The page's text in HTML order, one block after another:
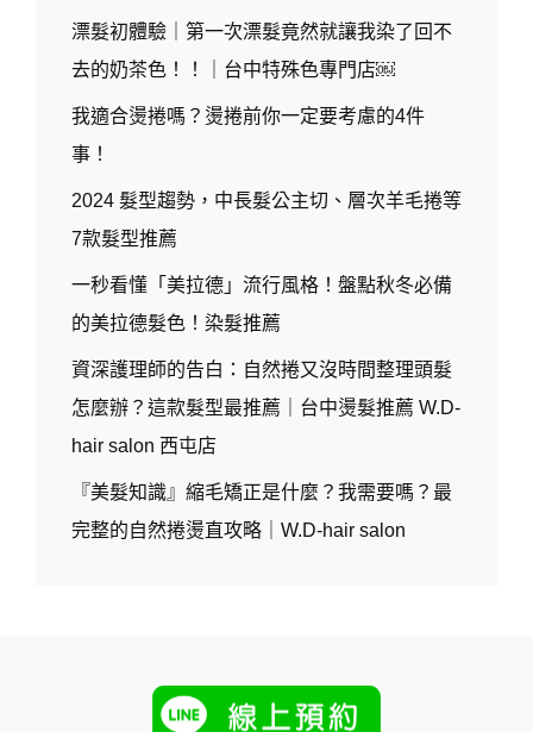
漂髮初體驗｜第一次漂髮竟然就讓我染了回不
去的奶茶色！！｜台中特殊色專門店￼
我適合燙捲嗎？燙捲前你一定要考慮的4件
事！
2024 髮型趨勢，中長髮公主切、層次羊毛捲等
7款髮型推薦
一秒看懂「美拉德」流行風格！盤點秋冬必備
的美拉德髮色！染髮推薦
資深護理師的告白：自然捲又沒時間整理頭髮
怎麼辦？這款髮型最推薦｜台中燙髮推薦 W.D-
hair salon 西屯店
『美髮知識』縮毛矯正是什麼？我需要嗎？最
完整的自然捲燙直攻略｜W.D-hair salon